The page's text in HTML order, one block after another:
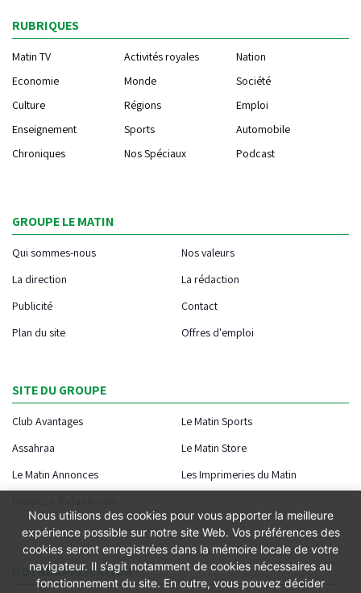
RUBRIQUES
Matin TV Activités royales
Nation
Economie
Monde
Société
Culture
Régions
Emploi
Enseignement
Sports
Automobile
Chroniques
Nos Spéciaux Podcast
GROUPE LE MATIN
Qui sommes-nous
Nos valeurs
La direction
La rédaction
Publicité
Contact
Plan du site
Offres d'emploi
SITE DU GROUPE
Club Avantages
Le Matin Sports
Assahraa
Le Matin Store
Le Matin Annonces
Les Imprimeries du Matin
NOTRE APPLICATION
Nous utilisons des cookies pour vous apporter la meilleure
expérience possible sur notre site Web. Vos préférences des
cookies seront enregistrées dans la mémoire locale de votre
navigateur. Il s’agit notamment de cookies nécessaires au
fonctionnement du site. En outre, vous pouvez décider